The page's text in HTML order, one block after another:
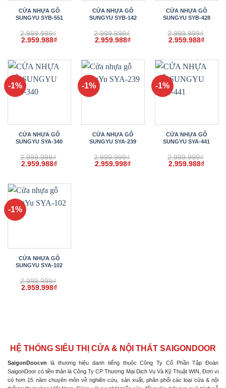
CỬA NHỰA GỖ
SUNGYU SYB-551
2.999.999₫
Giá
2.999.999₫.
2.959.988₫Giá
là:
2.959.988₫.
CỬA NHỰA GỖ
SUNGYU SYB-142
2.999.999₫
Giá
2.999.999₫.
2.959.988₫Giá
là:
2.959.988₫.
CỬA NHỰA GỖ
SUNGYU SYB-428
2.999.999₫
Giá
2.999.999₫.
2.959.988₫Giá
là:
-1%
CỬA NHỰA GỖ
SUNGYU SYA-340
2.999.999₫
Giá
2.999.999₫.
2.959.988₫Giá
là:
2.959.988₫.
-1%
CỬA NHỰA GỖ
SUNGYU SYA-239
2.999.999₫
Giá
2.959.998₫Giá
-1%
CỬA NHỰA GỖ
SUNGYU SYA-441
2.999.999₫
Giá
2.959.988₫Giá
-1%
CỬA NHỰA GỖ
SUNGYU SYA-102
2.999.999₫
Giá
2.959.998₫Giá
HỆ THỐNG SIÊU THỊ CỬA & NỘI THẤT SAIGONDOOR
SaigonDoor.vn là thương hiệu danh tiếng thuộc Công Ty Cổ Phần Tập Đoàn
SaigonDoor có tiền thân là Công Ty CP Thương Mại Dịch Vụ Và Kỹ Thuật WIN, Đơn vị
có hơn 15 năm chuyên môn về nghiên cứu, sản xuất, phân phối các loại cửa & nội